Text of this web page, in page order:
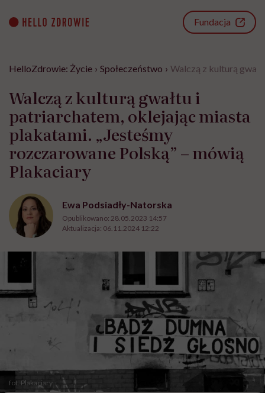
content
Fundacja
HelloZdrowie: Życie › Społeczeństwo › Walczą z kulturą
Walczą z kulturą gwałtu i
patriarchatem, oklejając miasta
plakatami. „Jesteśmy
rozczarowane Polską” – mówią
Plakaciary
Ewa Podsiadły-Natorska
Opublikowano: 28.05.2023 14:57
Aktualizacja: 06.11.2024 12:22
fot. Plakaciary